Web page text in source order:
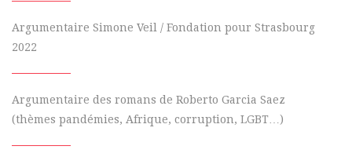
Argumentaire Simone Veil / Fondation pour Strasbourg
2022
Argumentaire des romans de Roberto Garcia Saez
(thèmes pandémies, Afrique, corruption, LGBT…)